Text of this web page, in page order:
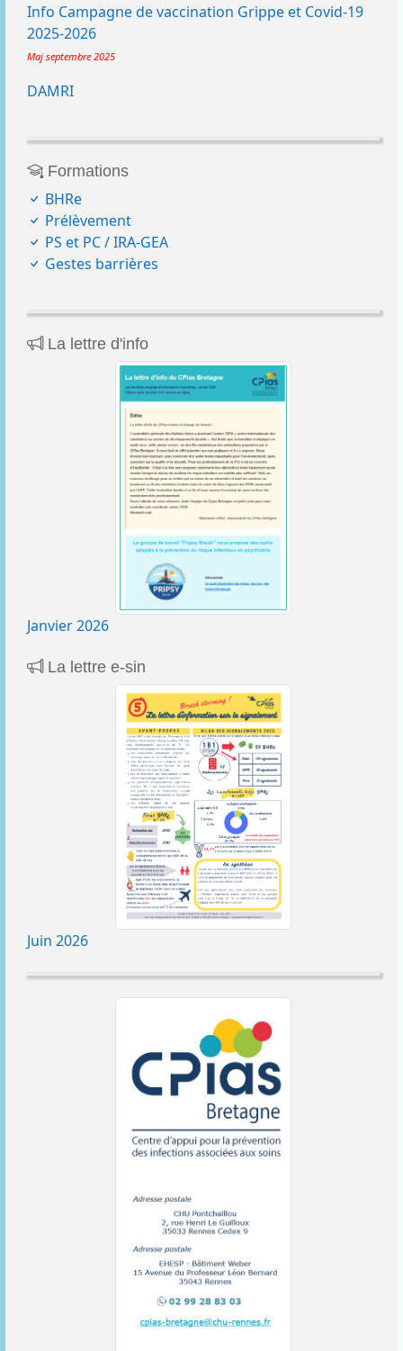
Info Campagne de vaccination Grippe et Covid-19
2025-2026
Maj septembre 2025
DAMRI
Formations
BHRe
Prélèvement
PS et PC / IRA-GEA
Gestes barrières
La lettre d'info
Janvier 2026
La lettre e-sin
Juin 2026